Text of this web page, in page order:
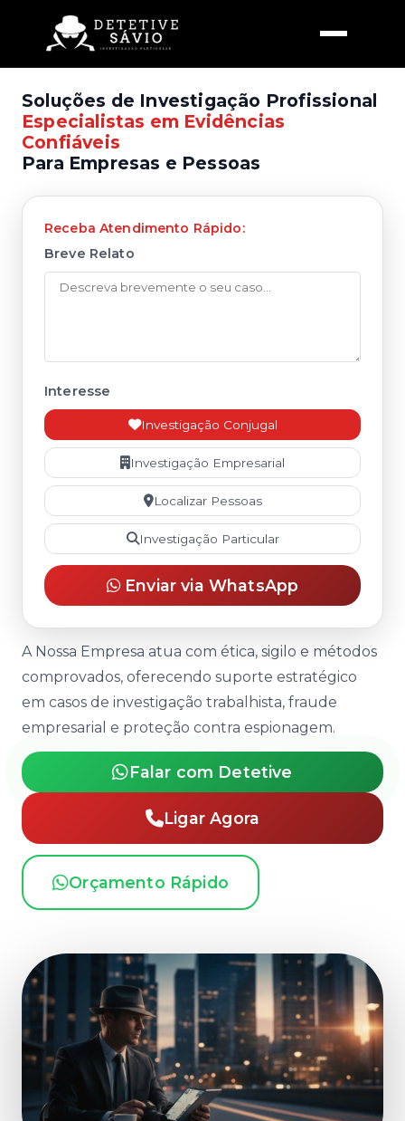
Soluções de Investigação Profissional
Especialistas em Evidências
Confiáveis
Para Empresas e Pessoas
A Nossa Empresa atua com ética, sigilo e métodos
comprovados, oferecendo suporte estratégico
em casos de investigação trabalhista, fraude
empresarial e proteção contra espionagem.
Receba Atendimento Rápido:
Breve Relato
Interesse
Investigação Conjugal
Investigação Empresarial
Localizar Pessoas
Investigação Particular
Enviar via WhatsApp
Orçamento Rápido
Falar com Detetive
Ligar Agora